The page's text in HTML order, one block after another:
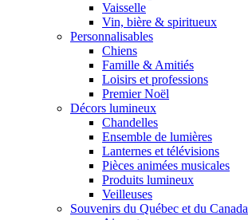
Vaisselle
Vin, bière & spiritueux
Personnalisables
Chiens
Famille & Amitiés
Loisirs et professions
Premier Noël
Décors lumineux
Chandelles
Ensemble de lumières
Lanternes et télévisions
Pièces animées musicales
Produits lumineux
Veilleuses
Souvenirs du Québec et du Canada